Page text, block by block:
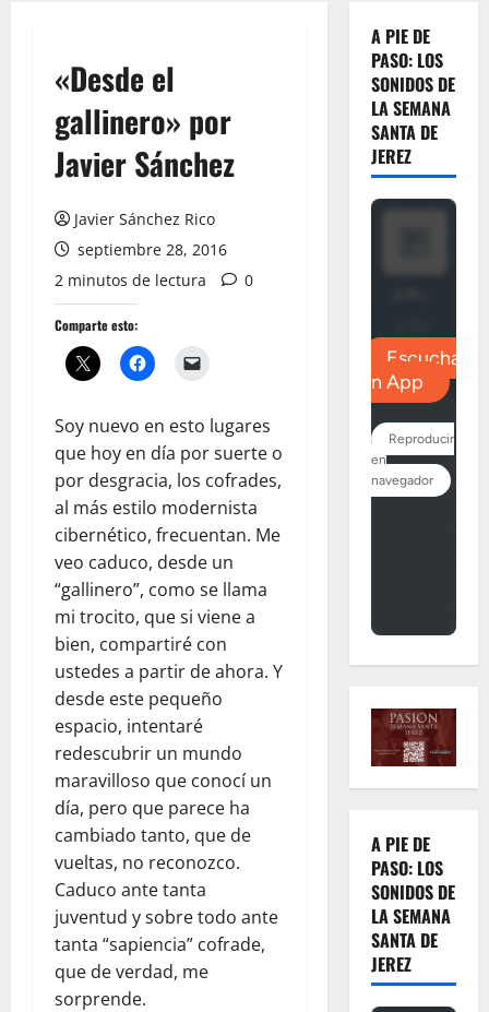
«Desde el
gallinero» por
Javier Sánchez
Javier Sánchez Rico
septiembre 28, 2016
2 minutos de lectura
0
Comparte esto:
Soy nuevo en esto lugares
que hoy en día por suerte o
por desgracia, los cofrades,
al más estilo modernista
cibernético, frecuentan. Me
veo caduco, desde un
“gallinero”, como se llama
mi trocito, que si viene a
bien, compartiré con
ustedes a partir de ahora. Y
desde este pequeño
espacio, intentaré
redescubrir un mundo
maravilloso que conocí un
día, pero que parece ha
cambiado tanto, que de
vueltas, no reconozco.
Caduco ante tanta
juventud y sobre todo ante
tanta “sapiencia” cofrade,
que de verdad, me
sorprende.
A PIE DE
PASO: LOS
SONIDOS DE
LA SEMANA
SANTA DE
JEREZ
A PIE DE
PASO: LOS
SONIDOS DE
LA SEMANA
SANTA DE
JEREZ